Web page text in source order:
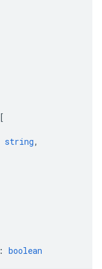
[
string,
: boolean